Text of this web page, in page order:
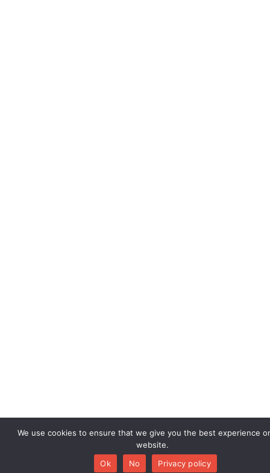
We use cookies to ensure that we give you the best experience
website.
Ok
No Privacy policy